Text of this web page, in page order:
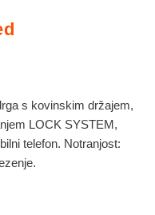
s kovinskim držajem,
LOCK SYSTEM,
telefon. Notranjost: